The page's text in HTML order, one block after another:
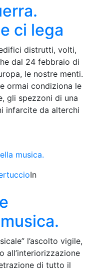
ci lega
distrutti, volti,
dal 24 febbraio di
le nostre menti.
ormai condiziona le
gli spezzoni di una
infarcite da alterchi
In
l’ascolto vigile,
all’interiorizzazione
di tutto il